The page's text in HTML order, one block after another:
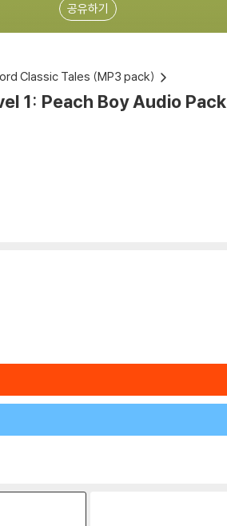
공유하기
Classic Tales (MP3 pack)
1: Peach Boy Audio Pack